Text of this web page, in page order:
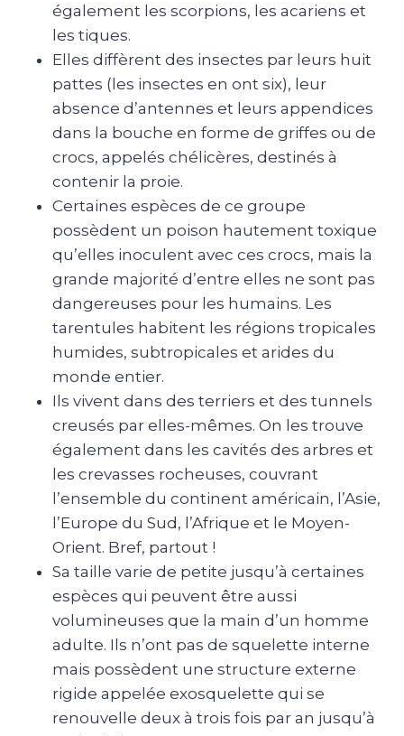
également les scorpions, les acariens et
les tiques.
Elles diffèrent des insectes par leurs huit
pattes (les insectes en ont six), leur
absence d’antennes et leurs appendices
dans la bouche en forme de griffes ou de
crocs, appelés chélicères, destinés à
contenir la proie.
Certaines espèces de ce groupe
possèdent un poison hautement toxique
qu’elles inoculent avec ces crocs, mais la
grande majorité d’entre elles ne sont pas
dangereuses pour les humains. Les
tarentules habitent les régions tropicales
humides, subtropicales et arides du
monde entier.
Ils vivent dans des terriers et des tunnels
creusés par elles-mêmes. On les trouve
également dans les cavités des arbres et
les crevasses rocheuses, couvrant
l’ensemble du continent américain, l’Asie,
l’Europe du Sud, l’Afrique et le Moyen-
Orient. Bref, partout !
Sa taille varie de petite jusqu’à certaines
espèces qui peuvent être aussi
volumineuses que la main d’un homme
adulte. Ils n’ont pas de squelette interne
mais possèdent une structure externe
rigide appelée exosquelette qui se
renouvelle deux à trois fois par an jusqu’à